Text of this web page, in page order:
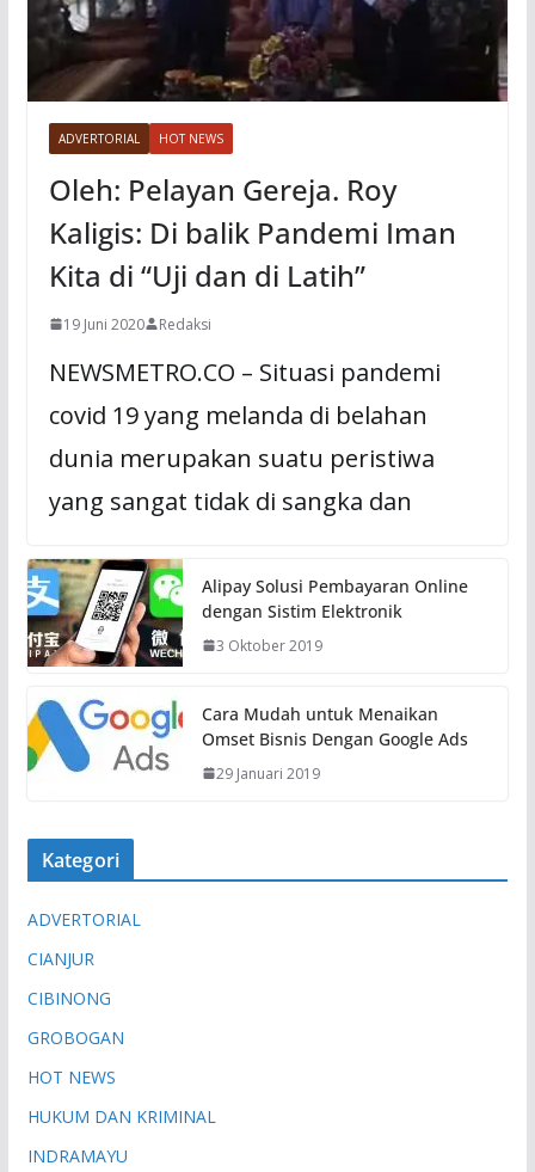
ADVERTORIAL HOT NEWS
Oleh: Pelayan Gereja. Roy
Kaligis: Di balik Pandemi Iman
Kita di “Uji dan di Latih”
19 Juni 2020 Redaksi
NEWSMETRO.CO – Situasi pandemi
covid 19 yang melanda di belahan
dunia merupakan suatu peristiwa
yang sangat tidak di sangka dan
Alipay Solusi Pembayaran Online
dengan Sistim Elektronik
3 Oktober 2019
Cara Mudah untuk Menaikan
Omset Bisnis Dengan Google Ads
29 Januari 2019
Kategori
ADVERTORIAL
CIANJUR
CIBINONG
GROBOGAN
HOT NEWS
HUKUM DAN KRIMINAL
INDRAMAYU